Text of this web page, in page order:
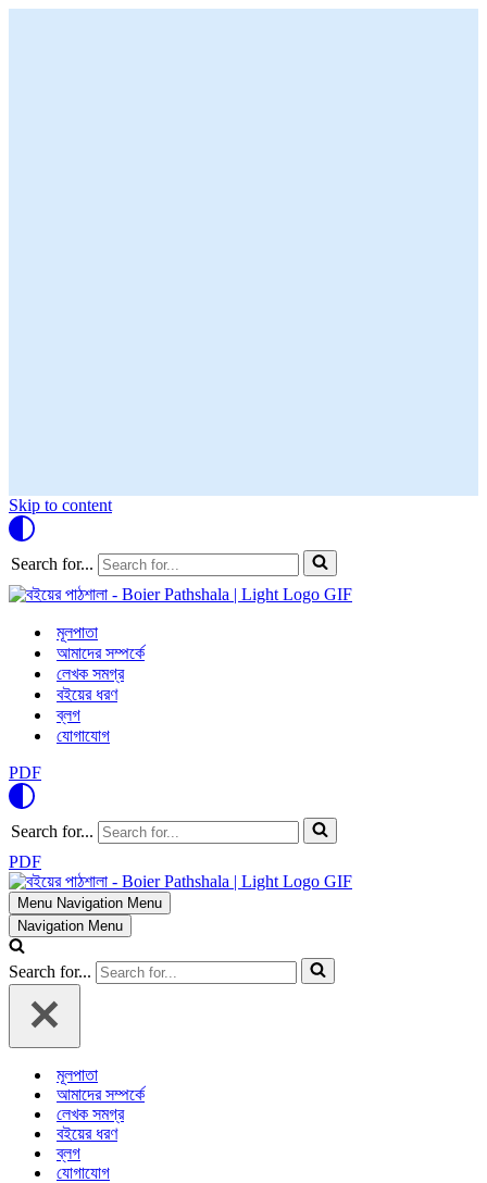
Skip to content
Search for...
মূলপাতা
আমাদের সম্পর্কে
লেখক সমগ্র
বইয়ের ধরণ
ব্লগ
যোগাযোগ
PDF
Search for...
PDF
Menu Navigation Menu
Navigation Menu
Search for...
মূলপাতা
আমাদের সম্পর্কে
লেখক সমগ্র
বইয়ের ধরণ
ব্লগ
যোগাযোগ